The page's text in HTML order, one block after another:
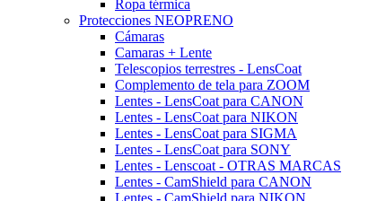
Ropa térmica
Protecciones NEOPRENO
Cámaras
Camaras + Lente
Telescopios terrestres - LensCoat
Complemento de tela para ZOOM
Lentes - LensCoat para CANON
Lentes - LensCoat para NIKON
Lentes - LensCoat para SIGMA
Lentes - LensCoat para SONY
Lentes - Lenscoat - OTRAS MARCAS
Lentes - CamShield para CANON
Lentes - CamShield para NIKON